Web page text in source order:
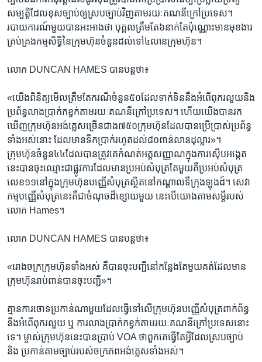
សម្បត្តិ​ដែល​ខុស​ច្បាប់​ឲ្យ​ស្របច្បាប់​វិញ​តាមរយៈ​គណនី​ក្រៅ​ប្រទេស។
របាយការណ៍​មួយ​បាន​អះអាង​ថា​ បុគ្គល​ត្រឹមតែ​៦នាក់​តែ​ប៉ុណ្ណោះមាន​មុខងារ​
គ្រប់​គ្រង​កម្មសិទ្ធិ​នៃ​ក្រុមហ៊ុន​ចំនួន​ដល់ទៅ​៤លាន​ក្រុមហ៊ុន។
លោក​ DUNCAN HAMES​ បាន​បន្ត​ថា៖
«យើង​ពិនិត្យ​មើល​ត្រឹម​តែ​ករណី​ចំនួន​៥០​ដែល​ទាក់​ទិន​នឹង​អំពើ​ពុករលួយ​និង​
ប្រព័ន្ធ​លាង​ប្រាក់​កខ្វក់​តាមរយៈ​គណនី​ក្រៅ​ប្រទេស។ ហើយ​យើង​បាន​រក​
ឃើញ​ក្រុមហ៊ុន​អង់គ្លេស​ច្រើន​ជាង​៧៥០​ក្រុម​ហ៊ុន​ដែល​បាន​ប្រើ​ប្រាស់ប្រព័ន្ធ​
ទាំង​អស់​នោះ​ ដែល​មាន​ទឹក​ប្រាក់​រហូត​ដល់​៨០ពាន់​លាន​ដុល្លារ»។
ក្រុមហ៊ុន​ចំនួន​៤៤​ដែល​បាន​ត្រូវ​គេ​កំណត់​អត្តសញ្ញាណ​ក្នុង​ការ​ស៊ើប​អង្កេត​
នេះ​បាន​ចុះ​ឈ្មោះ​ជា​ផ្លូវ​ការ​ដែល​មាន​ប្រអប់​សំបុត្រ​តែមួយ​គឺ​ប្រអប់​សំបុត្រ​
លេខ​១១​នៅ​ក្នុង​ក្រុមហ៊ុន​បញ្ញើ​សំបុត្រ​ស្ថិត​នៅ​កណ្តាល​ទីក្រុង​ឡុងដ៍។ សេវា
កម្ម​បញ្ញើ​សំបុត្រនេះ​គឺ​ជា​ចំណុច​ដ៏​ខ្សោយ​មួយ​ នេះ​បើ​យោង​តាម​សម្តី​របស់​
លោក​ Hames។
លោក​ DUNCAN HAMES​ បាន​បន្តថា៖
«រោងចក្រ​ក្រុមហ៊ុន​ទាំង​អស់​ គឺបាន​ចុះ​បញ្ជី​នៅ​កន្លែង​តែ​មួយ​គត់​ដែល​មាន​
ក្រុម​ហ៊ុន​រាប់​ពាន់​បាន​ចុះ​បញ្ជី»។
គ្មាន​ការ​ចោទ​ប្រកាន់​ណា​មួយ​ដែល​ធ្វើ​ទៅ​លើ​ក្រុមហ៊ុន​បញ្ញើ​សំបុត្រ​ពាក់ព័ន្ធ​
នឹង​អំពើ​ពុក​រលួយ​ ឬ​ ការ​លាង​ប្រាក់​កខ្វក់​តាមរយៈ​គណនី​ក្រៅ​ប្រទេស​នោះ​
ទេ។ ម្ចាស់​ក្រុមហ៊ុន​នេះ​បាន​ប្រាប់​ VOA ​ថា​ពួកគេ​ធ្វើតែ​អ្វី​ដែល​ស្រប​ច្បាប់​
និង​ ប្រកាន់​តាម​ច្បាប់​របស់​ចក្រភព​អង់​គ្លេស​ទាំងអស់។​